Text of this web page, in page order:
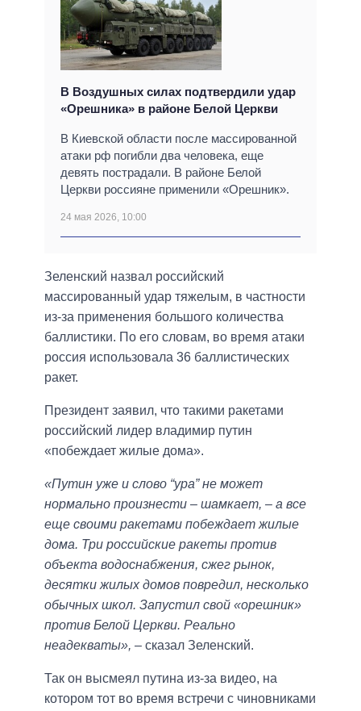
В Воздушных силах подтвердили удар
«Орешника» в районе Белой Церкви
В Киевской области после массированной
атаки рф погибли два человека, еще
девять пострадали. В районе Белой
Церкви россияне применили «Орешник».
24 мая 2026, 10:00
Зеленский назвал российский
массированный удар тяжелым, в частности
из-за применения большого количества
баллистики. По его словам, во время атаки
россия использовала 36 баллистических
ракет.
Президент заявил, что такими ракетами
российский лидер владимир путин
«побеждает жилые дома».
«Путин уже и слово “ура” не может
нормально произнести – шамкает, – а все
еще своими ракетами побеждает жилые
дома. Три российские ракеты против
объекта водоснабжения, сжег рынок,
десятки жилых домов повредил, несколько
обычных школ. Запустил свой «орешник»
против Белой Церкви. Реально
неадекваты», – сказал Зеленский.
Так он высмеял путина из-за видео, на
котором тот во время встречи с чиновниками